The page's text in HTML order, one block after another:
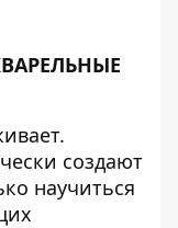
создают
научиться